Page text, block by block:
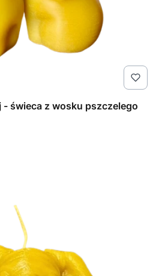
- świeca z wosku pszczelego